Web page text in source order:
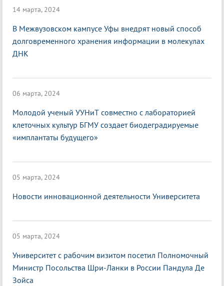
14 марта, 2024
В Межвузовском кампусе Уфы внедрят новый способ
долговременного хранения информации в молекулах
ДНК
06 марта, 2024
Молодой ученый УУНиТ совместно с лабораторией
клеточных культур БГМУ создает биодеградируемые
«имплантаты будущего»
05 марта, 2024
Новости инновационной деятельности Университета
05 марта, 2024
Университет с рабочим визитом посетил Полномочный
Министр Посольства Шри-Ланки в России Пандула Де
Зойса